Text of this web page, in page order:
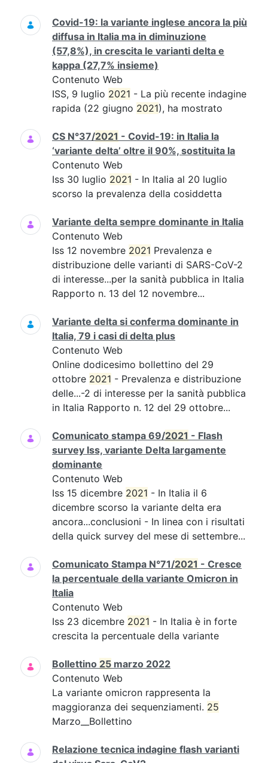
Covid-19: la variante inglese ancora la più
diffusa in Italia ma in diminuzione
(57,8%), in crescita le varianti delta e
kappa (27,7% insieme)
Contenuto Web
ISS, 9 luglio 2021 - La più recente indagine
rapida (22 giugno 2021), ha mostrato
CS N°37/2021 - Covid-19: in Italia la
‘variante delta’ oltre il 90%, sostituita la
Contenuto Web
Iss 30 luglio 2021 - In Italia al 20 luglio
scorso la prevalenza della cosiddetta
Variante delta sempre dominante in Italia
Contenuto Web
Iss 12 novembre 2021 Prevalenza e
distribuzione delle varianti di SARS-CoV-2
di interesse...per la sanità pubblica in Italia
Rapporto n. 13 del 12 novembre...
Variante delta si conferma dominante in
Italia, 79 i casi di delta plus
Contenuto Web
Online dodicesimo bollettino del 29
ottobre 2021 - Prevalenza e distribuzione
delle...-2 di interesse per la sanità pubblica
in Italia Rapporto n. 12 del 29 ottobre...
Comunicato stampa 69/2021 - Flash
survey Iss, variante Delta largamente
dominante
Contenuto Web
Iss 15 dicembre 2021 - In Italia il 6
dicembre scorso la variante delta era
ancora...conclusioni - In linea con i risultati
della quick survey del mese di settembre...
Comunicato Stampa N°71/2021 - Cresce
la percentuale della variante Omicron in
Italia
Contenuto Web
Iss 23 dicembre 2021 - In Italia è in forte
crescita la percentuale della variante
Bollettino 25 marzo 2022
Contenuto Web
La variante omicron rappresenta la
maggioranza dei sequenziamenti. 25
Marzo__Bollettino
Relazione tecnica indagine flash varianti